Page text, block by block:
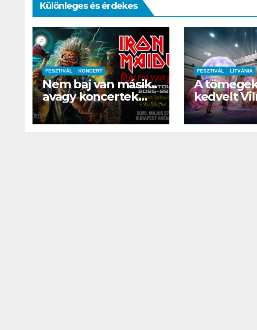
Különleges és érdekes
FESZTIVÁL KONCERT
Nem baj van másik..
avagy koncertek
2025-ben és ami
még maradt a 2024-
FESZTIVÁL LITVÁNIA
A
kedvelt
AUTÓ-MOTOR
KGt Musso EV
– Elektromos
erő arany
köntösben